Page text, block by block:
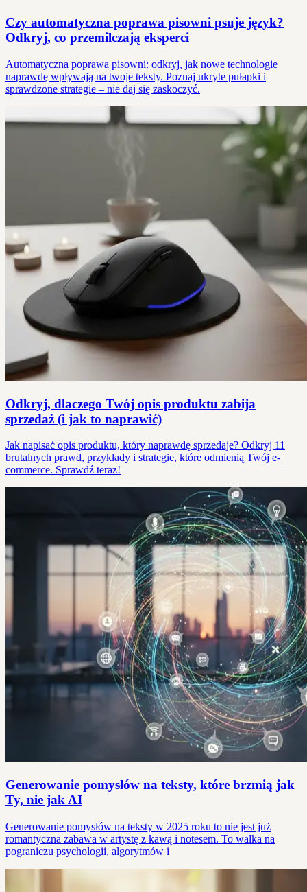
Czy automatyczna poprawa pisowni psuje język?
Odkryj, co przemilczają eksperci
Automatyczna poprawa pisowni: odkryj, jak nowe technologie
naprawdę wpływają na twoje teksty. Poznaj ukryte pułapki i
sprawdzone strategie – nie daj się zaskoczyć.
Odkryj, dlaczego Twój opis produktu zabija
sprzedaż (i jak to naprawić)
Jak napisać opis produktu, który naprawdę sprzedaje? Odkryj 11
brutalnych prawd, przykłady i strategie, które odmienią Twój e-
commerce. Sprawdź teraz!
Generowanie pomysłów na teksty, które brzmią jak
Ty, nie jak AI
Generowanie pomysłów na teksty w 2025 roku to nie jest już
romantyczna zabawa w artystę z kawą i notesem. To walka na
pograniczu psychologii, algorytmów i